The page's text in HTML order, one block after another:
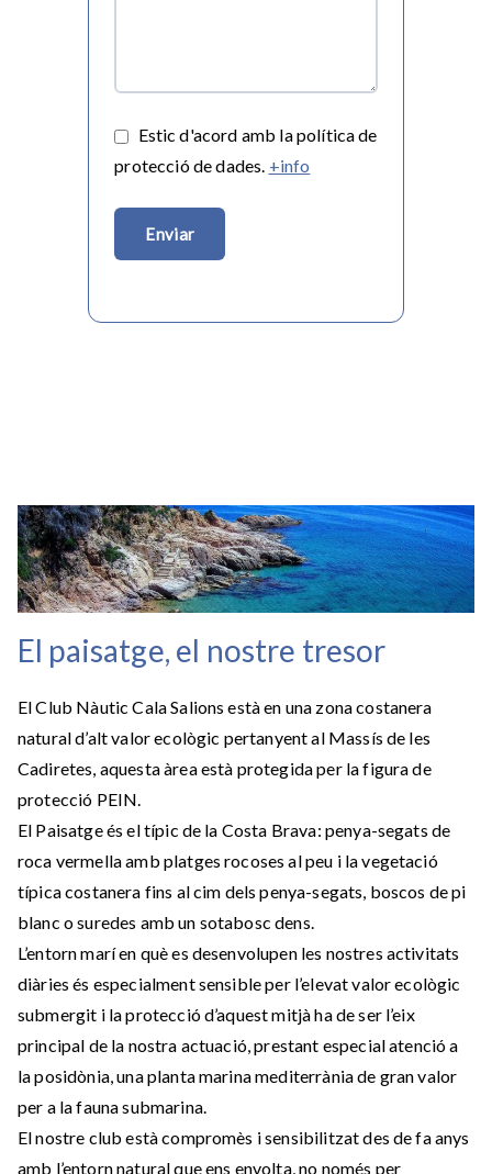
Estic d'acord amb la política de
protecció de dades. +info
Deixeu aquest camp buit.
El paisatge, el nostre tresor
El Club Nàutic Cala Salions està en una zona costanera
natural d’alt valor ecològic pertanyent al Massís de les
Cadiretes, aquesta àrea està protegida per la figura de
protecció PEIN.
El Paisatge és el típic de la Costa Brava: penya-segats de
roca vermella amb platges rocoses al peu i la vegetació
típica costanera fins al cim dels penya-segats, boscos de pi
blanc o suredes amb un sotabosc dens.
L’entorn marí en què es desenvolupen les nostres activitats
diàries és especialment sensible per l’elevat valor ecològic
submergit i la protecció d’aquest mitjà ha de ser l’eix
principal de la nostra actuació, prestant especial atenció a
la posidònia, una planta marina mediterrània de gran valor
per a la fauna submarina.
El nostre club està compromès i sensibilitzat des de fa anys
amb l’entorn natural que ens envolta, no només per